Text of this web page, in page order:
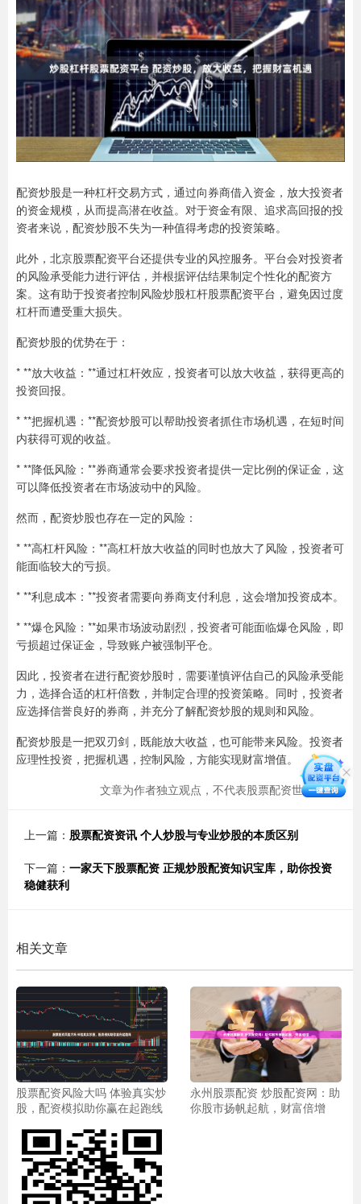
配资炒股是一种杠杆交易方式，通过向券商借入资金，放大投资者
的资金规模，从而提高潜在收益。对于资金有限、追求高回报的投
资者来说，配资炒股不失为一种值得考虑的投资策略。
此外，北京股票配资平台还提供专业的风控服务。平台会对投资者
的风险承受能力进行评估，并根据评估结果制定个性化的配资方
案。这有助于投资者控制风险炒股杠杆股票配资平台，避免因过度
杠杆而遭受重大损失。
配资炒股的优势在于：
* **放大收益：**通过杠杆效应，投资者可以放大收益，获得更高的
投资回报。
* **把握机遇：**配资炒股可以帮助投资者抓住市场机遇，在短时间
内获得可观的收益。
* **降低风险：**券商通常会要求投资者提供一定比例的保证金，这
可以降低投资者在市场波动中的风险。
然而，配资炒股也存在一定的风险：
* **高杠杆风险：**高杠杆放大收益的同时也放大了风险，投资者可
能面临较大的亏损。
* **利息成本：**投资者需要向券商支付利息，这会增加投资成本。
* **爆仓风险：**如果市场波动剧烈，投资者可能面临爆仓风险，即
亏损超过保证金，导致账户被强制平仓。
因此，投资者在进行配资炒股时，需要谨慎评估自己的风险承受能
力，选择合适的杠杆倍数，并制定合理的投资策略。同时，投资者
应选择信誉良好的券商，并充分了解配资炒股的规则和风险。
配资炒股是一把双刃剑，既能放大收益，也可能带来风险。投资者
应理性投资，把握机遇，控制风险，方能实现财富增值。
文章为作者独立观点，不代表股票配资世界观点
上一篇： 股票配资资讯 个人炒股与专业炒股的本质区别
下一篇： 一家天下股票配资 正规炒股配资知识宝库，助你投资
稳健获利
相关文章
股票配资风险大吗 体验真实炒
股，配资模拟助你赢在起跑线
永州股票配资 炒股配资网：助
你股市扬帆起航，财富倍增